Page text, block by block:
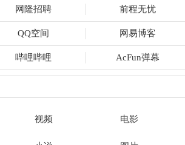
网隆招聘 前程无忧
QQ空间 网易博客
哔哩哔哩 AcFun弹幕
视频 电影